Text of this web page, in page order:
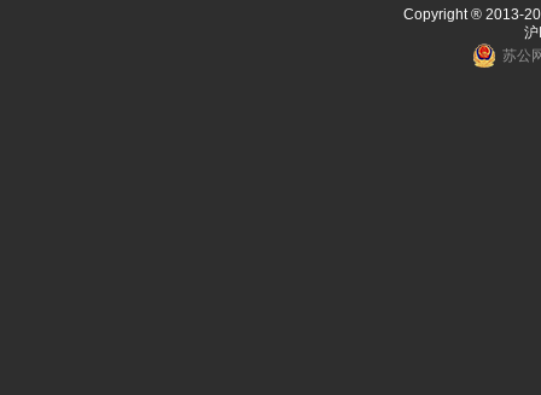
Copyright ® 2013-
苏公